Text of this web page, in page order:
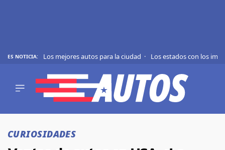
ES NOTICIA: Los mejores autos para la ciudad Los estados con los
SHOWS
CURIOSIDADES